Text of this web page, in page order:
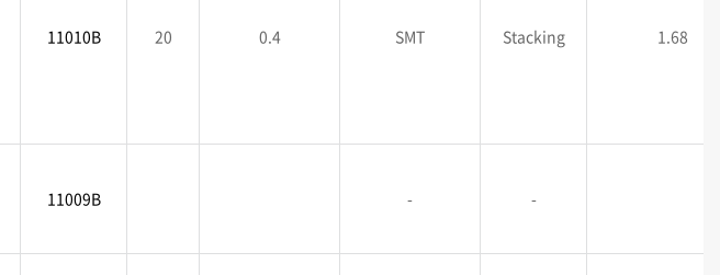
11010B 20 0.4 SMT Stacking 1.68
11009B - -